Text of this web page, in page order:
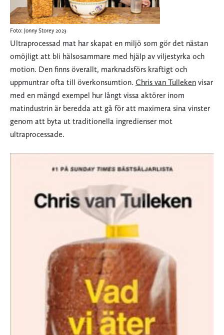
Foto: Jonny Storey 2023
Ultraprocessad mat har skapat en miljö som gör det nästan
omöjligt att bli hälsosammare med hjälp av viljestyrka och
motion. Den finns överallt, marknadsförs kraftigt och
uppmuntrar ofta till överkonsumtion. Chris van Tulleken visar
med en mängd exempel hur långt vissa aktörer inom
matindustrin är beredda att gå för att maximera sina vinster
genom att byta ut traditionella ingredienser mot
ultraprocessade.